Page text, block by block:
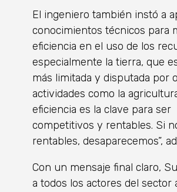
El ingeniero también instó a
conocimientos técnicos para
eficiencia en el uso de los
especialmente la tierra, que
más limitada y disputada por
actividades como la
eficiencia es la clave para ser
competitivos y rentables. Si
rentables, desaparecemos”,
Con un mensaje final claro,
a todos los actores del sector